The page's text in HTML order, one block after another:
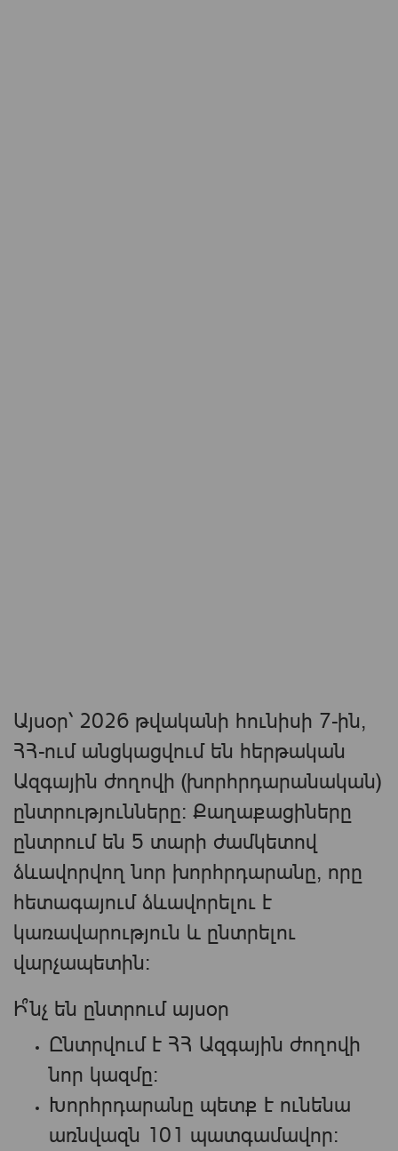
Այսօր՝ 2026 թվականի հունիսի 7-ին,
ՀՀ-ում անցկացվում են հերթական
Ազգային ժողովի (խորհրդարանական)
ընտրությունները։ Քաղաքացիները
ընտրում են 5 տարի ժամկետով
ձևավորվող նոր խորհրդարանը, որը
հետագայում ձևավորելու է
կառավարություն և ընտրելու
վարչապետին։
Ի՞նչ են ընտրում այսօր
Ընտրվում է ՀՀ Ազգային ժողովի
նոր կազմը։
Խորհրդարանը պետք է ունենա
առնվազն 101 պատգամավոր։